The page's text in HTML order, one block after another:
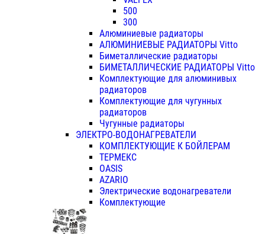
500
300
Алюминиевые радиаторы
АЛЮМИНИЕВЫЕ РАДИАТОРЫ Vitto
Биметаллические радиаторы
БИМЕТАЛЛИЧЕСКИЕ РАДИАТОРЫ Vitto
Комплектующие для алюминивых
радиаторов
Комплектующие для чугунных
радиаторов
Чугунные радиаторы
ЭЛЕКТРО-ВОДОНАГРЕВАТЕЛИ
КОМПЛЕКТУЮЩИЕ К БОЙЛЕРАМ
ТЕРМЕКС
OASIS
AZARIO
Электрические водонагреватели
Комплектующие